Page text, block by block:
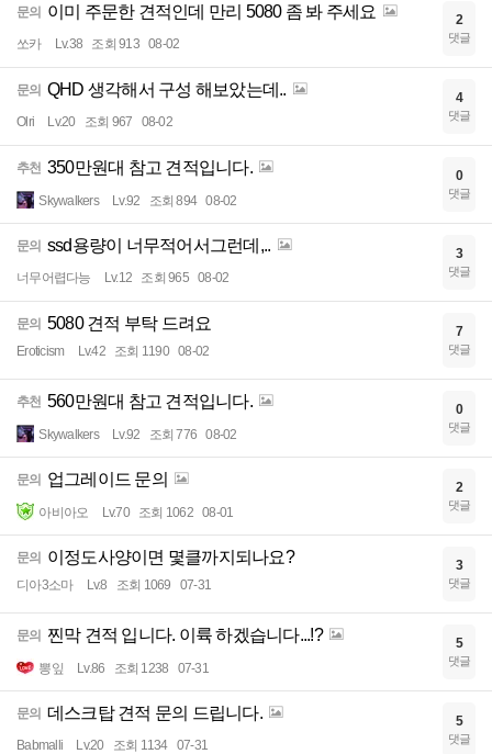
문의 이미 주문한 견적인데 만리 5080 좀 봐 주세요
쏘카 Lv.38 조회 913 08-02
2
댓글
문의 QHD 생각해서 구성 해보았는데..
Olri Lv.20 조회 967 08-02
4
댓글
추천 350만원대 참고 견적입니다.
Skywalkers Lv.92 조회 894 08-02
0
댓글
문의 ssd용량이 너무적어서그런데,..
너무어렵다능 Lv.12 조회 965 08-02
3
댓글
문의 5080 견적 부탁 드려요
Eroticism Lv.42 조회 1190 08-02
7
댓글
추천 560만원대 참고 견적입니다.
Skywalkers Lv.92 조회 776 08-02
0
댓글
문의 업그레이드 문의
아비아오 Lv.70 조회 1062 08-01
2
댓글
문의 이정도사양이면 몇클까지되나요?
디아3소마 Lv.8 조회 1069 07-31
3
댓글
문의 찐막 견적 입니다. 이륙 하겠습니다...!?
뽕잎 Lv.86 조회 1238 07-31
5
댓글
문의 데스크탑 견적 문의 드립니다.
Babmalli Lv.20 조회 1134 07-31
5
댓글